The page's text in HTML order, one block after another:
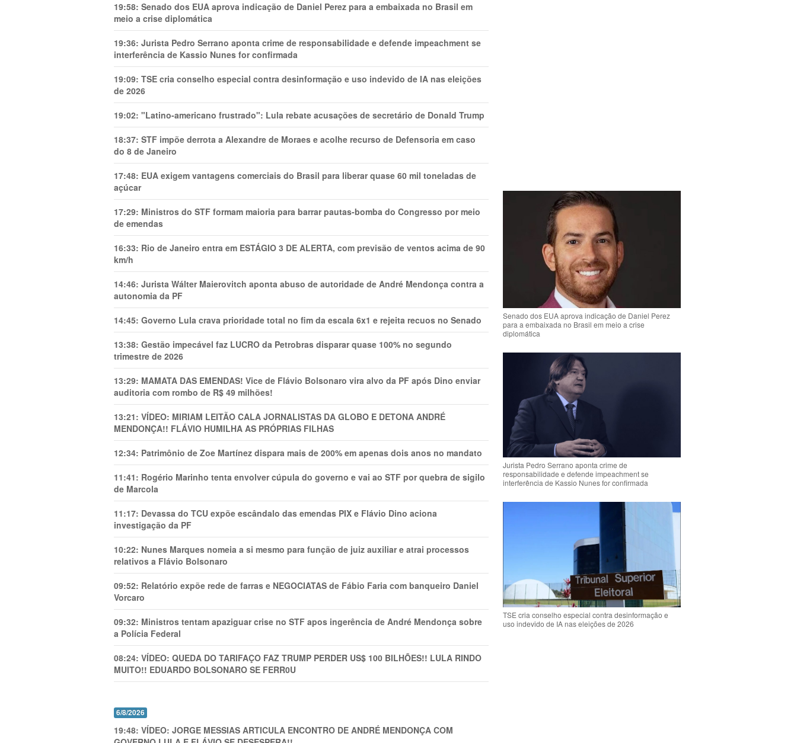
19:58: Senado dos EUA aprova indicação de Daniel Perez para a embaixada no Brasil em
meio a crise diplomática
19:36: Jurista Pedro Serrano aponta crime de responsabilidade e defende impeachment se
interferência de Kassio Nunes for confirmada
19:09: TSE cria conselho especial contra desinformação e uso indevido de IA nas eleições
de 2026
19:02: "Latino-americano frustrado": Lula rebate acusações de secretário de Donald Trump
18:37: STF impõe derrota a Alexandre de Moraes e acolhe recurso de Defensoria em caso
do 8 de Janeiro
17:48: EUA exigem vantagens comerciais do Brasil para liberar quase 60 mil toneladas de
açúcar
17:29: Ministros do STF formam maioria para barrar pautas-bomba do Congresso por meio
de emendas
16:33: Rio de Janeiro entra em ESTÁGIO 3 DE ALERTA, com previsão de ventos acima de 90
km/h
14:46: Jurista Wálter Maierovitch aponta abuso de autoridade de André Mendonça contra a
autonomia da PF
14:45: Governo Lula crava prioridade total no fim da escala 6x1 e rejeita recuos no Senado
13:38: Gestão impecável faz LUCRO da Petrobras disparar quase 100% no segundo
trimestre de 2026
13:29: MAMATA DAS EMENDAS! Vice de Flávio Bolsonaro vira alvo da PF após Dino enviar
auditoria com rombo de R$ 49 milhões!
13:21: VÍDEO: MIRIAM LEITÃO CALA JORNALISTAS DA GLOBO E DETONA ANDRÉ
MENDONÇA!! FLÁVIO HUMILHA AS PRÓPRIAS FILHAS
12:34: Patrimônio de Zoe Martínez dispara mais de 200% em apenas dois anos no mandato
11:41: Rogério Marinho tenta envolver cúpula do governo e vai ao STF por quebra de sigilo
de Marcola
11:17: Devassa do TCU expõe escândalo das emendas PIX e Flávio Dino aciona
investigação da PF
10:22: Nunes Marques nomeia a si mesmo para função de juiz auxiliar e atrai processos
relativos a Flávio Bolsonaro
09:52: Relatório expõe rede de farras e NEGOCIATAS de Fábio Faria com banqueiro Daniel
Vorcaro
09:32: Ministros tentam apaziguar crise no STF apos ingerência de André Mendonça sobre
a Polícia Federal
08:24: VÍDEO: QUEDA DO TARIFAÇO FAZ TRUMP PERDER US$ 100 BILHÕES!! LULA RINDO
MUITO!! EDUARDO BOLSONARO SE FERR0U
6/8/2026
19:48: VÍDEO: JORGE MESSIAS ARTICULA ENCONTRO DE ANDRÉ MENDONÇA COM
Senado dos EUA aprova indicação de Daniel Perez
para a embaixada no Brasil em meio a crise
diplomática
Jurista Pedro Serrano aponta crime de
responsabilidade e defende impeachment se
interferência de Kassio Nunes for confirmada
TSE cria conselho especial contra desinformação e
uso indevido de IA nas eleições de 2026